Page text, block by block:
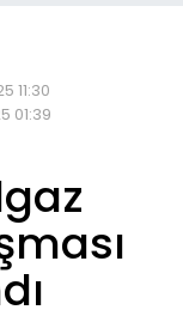
11:30
01:39